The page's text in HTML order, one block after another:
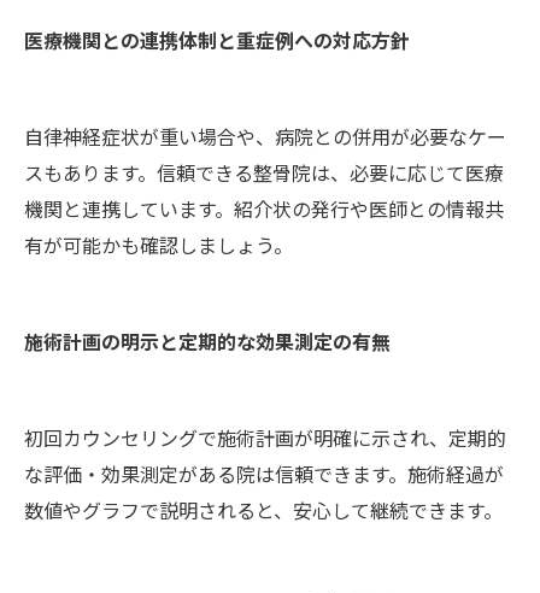
医療機関との連携体制と重症例への対応方針
自律神経症状が重い場合や、病院との併用が必要なケー
スもあります。信頼できる整骨院は、必要に応じて医療
機関と連携しています。紹介状の発行や医師との情報共
有が可能かも確認しましょう。
施術計画の明示と定期的な効果測定の有無
初回カウンセリングで施術計画が明確に示され、定期的
な評価・効果測定がある院は信頼できます。施術経過が
数値やグラフで説明されると、安心して継続できます。